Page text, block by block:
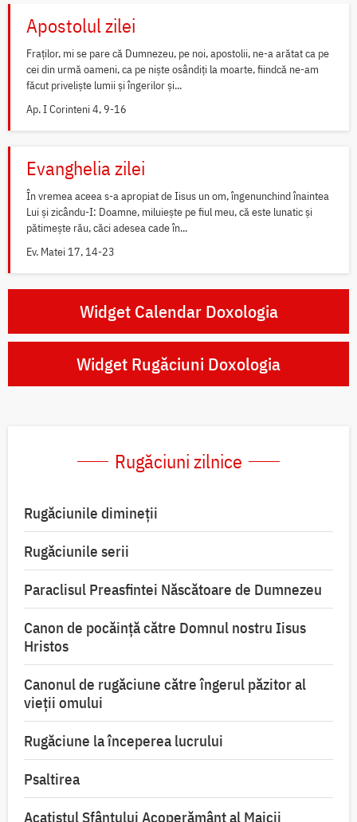
Apostolul zilei
Fraților, mi se pare că Dumnezeu, pe noi, apostolii, ne-a arătat ca pe
cei din urmă oameni, ca pe niște osândiți la moarte, fiindcă ne-am
făcut priveliște lumii și îngerilor și...
Ap. I Corinteni 4, 9-16
Evanghelia zilei
În vremea aceea s-a apropiat de Iisus un om, îngenunchind înaintea
Lui și zicându-I: Doamne, miluiește pe fiul meu, că este lunatic și
pătimește rău, căci adesea cade în...
Ev. Matei 17, 14-23
Widget Calendar Doxologia
Widget Rugăciuni Doxologia
Rugăciuni zilnice
Rugăciunile dimineții
Rugăciunile serii
Paraclisul Preasfintei Născătoare de Dumnezeu
Canon de pocăință către Domnul nostru Iisus
Hristos
Canonul de rugăciune către îngerul păzitor al
vieții omului
Rugăciune la începerea lucrului
Psaltirea
Acatistul Sfântului Acoperământ al Maicii